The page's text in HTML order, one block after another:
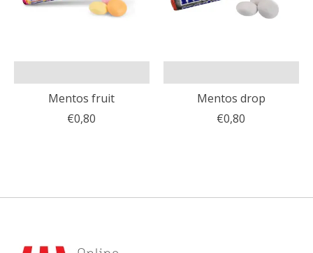
Mentos fruit
€0,80
Mentos drop
€0,80